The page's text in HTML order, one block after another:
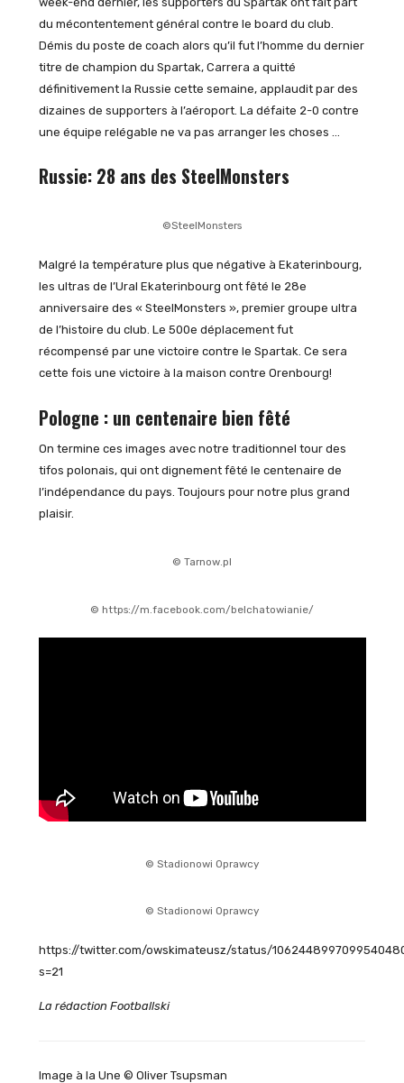
du mécontentement général contre le board du club.
Démis du poste de coach alors qu’il fut l’homme du dernier
titre de champion du Spartak, Carrera a quitté
définitivement la Russie cette semaine, applaudit par des
dizaines de supporters à l’aéroport. La défaite 2-0 contre
une équipe relégable ne va pas arranger les choses …
Russie: 28 ans des SteelMonsters
©SteelMonsters
Malgré la température plus que négative à Ekaterinbourg,
les ultras de l’Ural Ekaterinbourg ont fêté le 28e
anniversaire des « SteelMonsters », premier groupe ultra
de l’histoire du club. Le 500e déplacement fut
récompensé par une victoire contre le Spartak. Ce sera
cette fois une victoire à la maison contre Orenbourg!
Pologne : un centenaire bien fêté
On termine ces images avec notre traditionnel tour des
tifos polonais, qui ont dignement fêté le centenaire de
l’indépendance du pays. Toujours pour notre plus grand
plaisir.
© Tarnow.pl
© https://m.facebook.com/belchatowianie/
© Stadionowi Oprawcy
© Stadionowi Oprawcy
https://twitter.com/owskimateusz/status/
s=21
La rédaction Footballski
Image à la Une © Oliver Tsupsman